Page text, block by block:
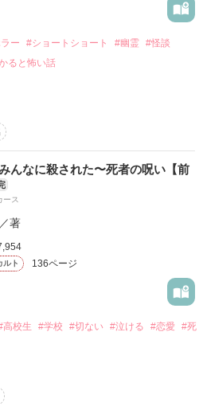
！！」
……別れて……」
更新完了
結ばれた者が自動的に次の鬼とな
ません。
品を読む
ー #ショートショート #幽霊 #怪談
ると怖い話
品を読む
んなに殺された〜死者の呪い【前
ース
著
ルト 136ページ
高校生 #学校 #切ない #泣ける #恋愛 #死